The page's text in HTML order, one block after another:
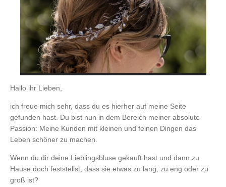
Hallo ihr Lieben,
ich freue mich sehr, dass du es hierher auf meine Seite
gefunden hast. Du bist nun in dem Bereich meiner absolute
Passion: Meine Kunden mit kleinen und feinen Dingen das
Leben schöner zu machen.
Wenn du dir deine Lieblingsbluse gekauft hast und dann zu
Hause doch feststellst, dass sie etwas zu lang, zu eng oder zu
groß ist?